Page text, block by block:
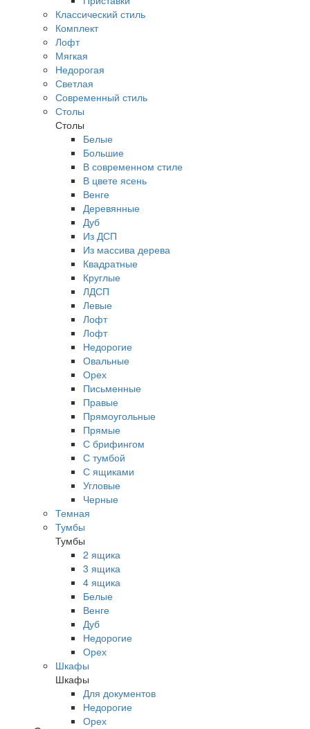
Классический стиль
Комплект
Лофт
Мягкая
Недорогая
Светлая
Современный стиль
Столы
Столы
Белые
Большие
В современном стиле
В цвете ясень
Венге
Деревянные
Дуб
Из ДСП
Из массива дерева
Квадратные
Круглые
ЛДСП
Левые
Лофт
Лофт
Недорогие
Овальные
Орех
Письменные
Правые
Прямоугольные
Прямые
С брифингом
С тумбой
С ящиками
Угловые
Черные
Темная
Тумбы
Тумбы
2 ящика
3 ящика
4 ящика
Белые
Венге
Дуб
Недорогие
Орех
Шкафы
Шкафы
Для документов
Недорогие
Орех